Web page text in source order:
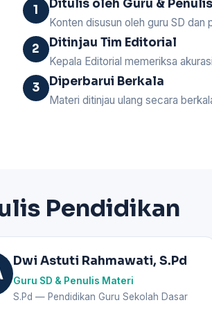
1 Ditulis oleh Guru &
Konten disusun oleh guru SD
2 Ditinjau Tim Editorial
Kepala Editorial memeriksa
3 Diperbarui Berkala
Materi ditinjau ulang secara
Pendidikan
Dwi Astuti Rahmawati, S.Pd
Guru SD & Penulis Materi
S.Pd — Pendidikan Guru Sekolah Dasar